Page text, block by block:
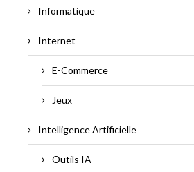
Informatique
Internet
E-Commerce
Jeux
Intelligence Artificielle
Outils IA